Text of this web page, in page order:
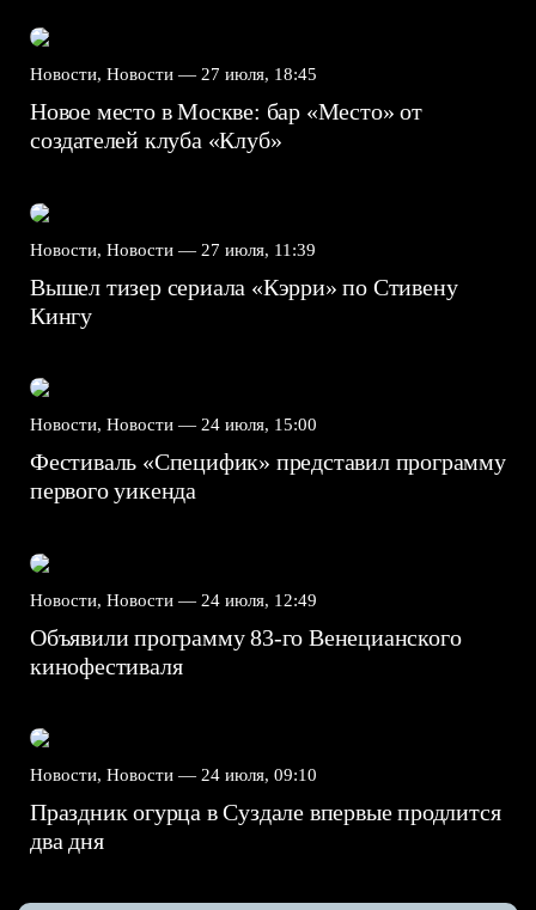
Новости, Новости — 27 июля, 18:45
Новое место в Москве: бар «Место» от
создателей клуба «Клуб»
Новости, Новости — 27 июля, 11:39
Вышел тизер сериала «Кэрри» по Стивену
Кингу
Новости, Новости — 24 июля, 15:00
Фестиваль «Специфик» представил программу
первого уикенда
Новости, Новости — 24 июля, 12:49
Объявили программу 83-го Венецианского
кинофестиваля
Новости, Новости — 24 июля, 09:10
Праздник огурца в Суздале впервые продлится
два дня